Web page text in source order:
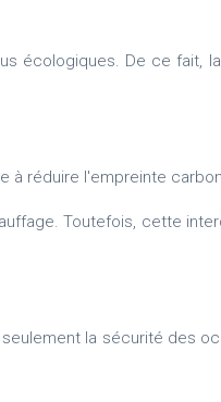
écologiques. De ce fait, la
à réduire l'empreinte
Toutefois, cette
la sécurité des